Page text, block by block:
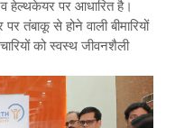
हेल्थकेयर पर आधारित है।
तंबाकू से होने वाली बीमारियों
को स्वस्थ जीवनशैली